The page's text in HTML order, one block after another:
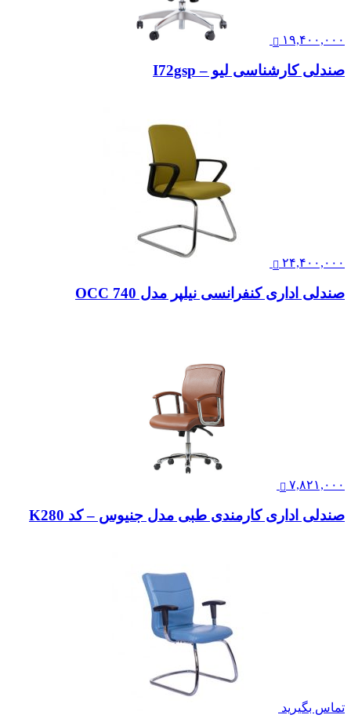
۱۹,۴۰۰,۰۰۰
صندلی کارشناسی لیو – I72gsp
۲۴,۴۰۰,۰۰۰
صندلی اداری کنفرانسی نیلپر مدل OCC 740
۷,۸۲۱,۰۰۰
صندلی اداری کارمندی طبی مدل جنیوس – کد K280
تماس بگیرید